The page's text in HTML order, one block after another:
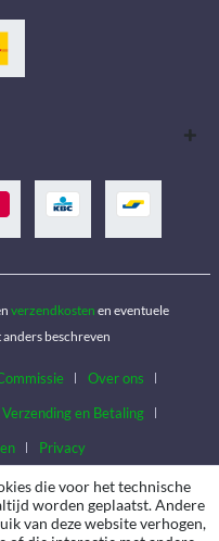
verzendkosten en eventuele
beschreven
Over ons
Verzending en Betaling
Privacy
die voor het technische
worden geplaatst. Andere
van deze website verhogen,